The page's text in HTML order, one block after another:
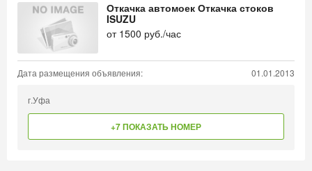
Откачка автомоек Откачка стоков
ISUZU
от 1500 руб./час
Дата размещения объявления: 01.01.2013
г.Уфа
+7 ПОКАЗАТЬ НОМЕР